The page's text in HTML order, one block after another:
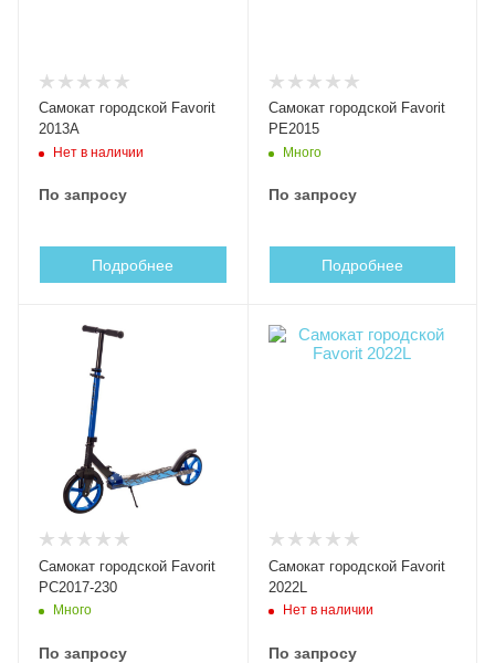
Самокат городской Favorit
2013A
Нет в наличии
По запросу
Подробнее
Самокат городской Favorit
PE2015
Много
По запросу
Подробнее
Самокат городской Favorit
PC2017-230
Много
По запросу
Самокат городской Favorit
2022L
Нет в наличии
По запросу